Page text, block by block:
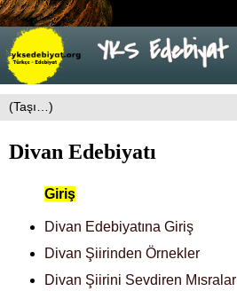
Divan Edebiyatı
Giriş
Divan Edebiyatına Giriş
Divan Şiirinden Örnekler
Divan Şiirini Sevdiren Mısralar